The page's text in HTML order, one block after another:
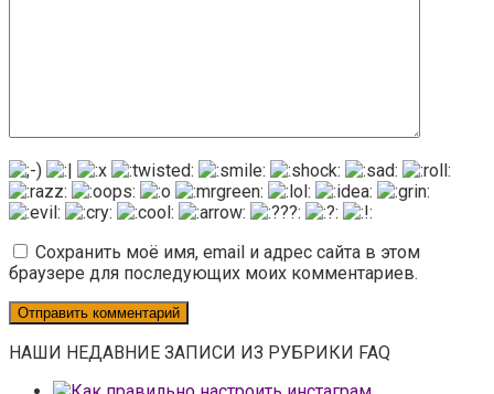
Сохранить моё имя, email и адрес сайта в этом
браузере для последующих моих комментариев.
НАШИ НЕДАВНИЕ ЗАПИСИ ИЗ РУБРИКИ FAQ